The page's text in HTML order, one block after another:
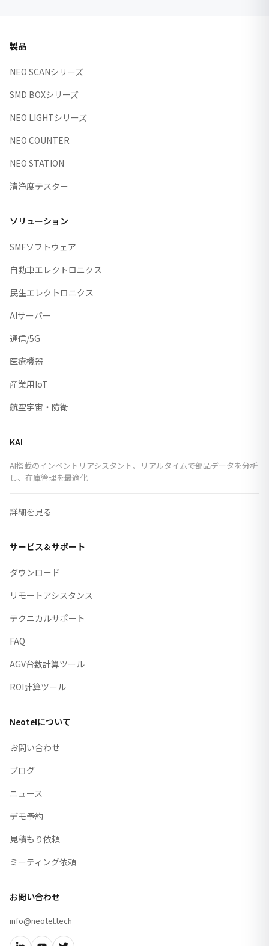
製品
NEO SCANシリーズ
SMD BOXシリーズ
NEO LIGHTシリーズ
NEO COUNTER
NEO STATION
清浄度テスター
ソリューション
SMFソフトウェア
自動車エレクトロニクス
民生エレクトロニクス
AIサーバー
通信/5G
医療機器
産業用IoT
航空宇宙・防衛
KAI
AI搭載のインベントリアシスタント。リアルタイムで部品データを分析
し、在庫管理を最適化
詳細を見る
サービス＆サポート
ダウンロード
リモートアシスタンス
テクニカルサポート
FAQ
AGV台数計算ツール
ROI計算ツール
Neotelについて
お問い合わせ
ブログ
ニュース
デモ予約
見積もり依頼
ミーティング依頼
お問い合わせ
info@neotel.tech